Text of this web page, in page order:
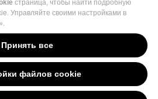
© Phaselis Bay